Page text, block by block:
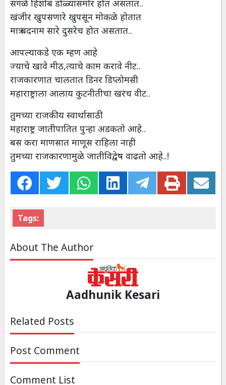
सगळे हिशोब डोळ्यासमोर होत असतात..
खंजीर खुपसणारे खुपसून मोकळे होतात
मात्र बदनाम सारे दुसरेच होत असतात..
आपल्याकडे एक म्हण आहे
ज्याचे खावे मीठ,त्याचे काम करावे नीट..
राजकारणात चालतात डिनर डिप्लोमसी
महाराष्ट्राला आलाय कुटनीतीचा खरंच वीट..
तुमच्या राजकीय स्वार्थासाठी
महाराष्ट्र जातीपातित पुन्हा अडकतो आहे..
बस करा माणसात माणूस राहिला नाही
तुमच्या राजकारणामुळे जातीविद्वेष वाढतो आहे..!
Tags:
About The Author
Aadhunik Kesari
Related Posts
Post Comment
Comment List